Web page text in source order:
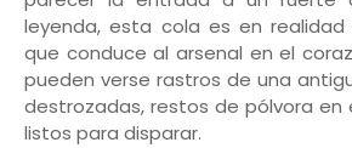
leyenda, esta cola es en
que conduce al arsenal en el
pueden verse rastros de una
destrozadas, restos de pólvora en
listos para disparar.